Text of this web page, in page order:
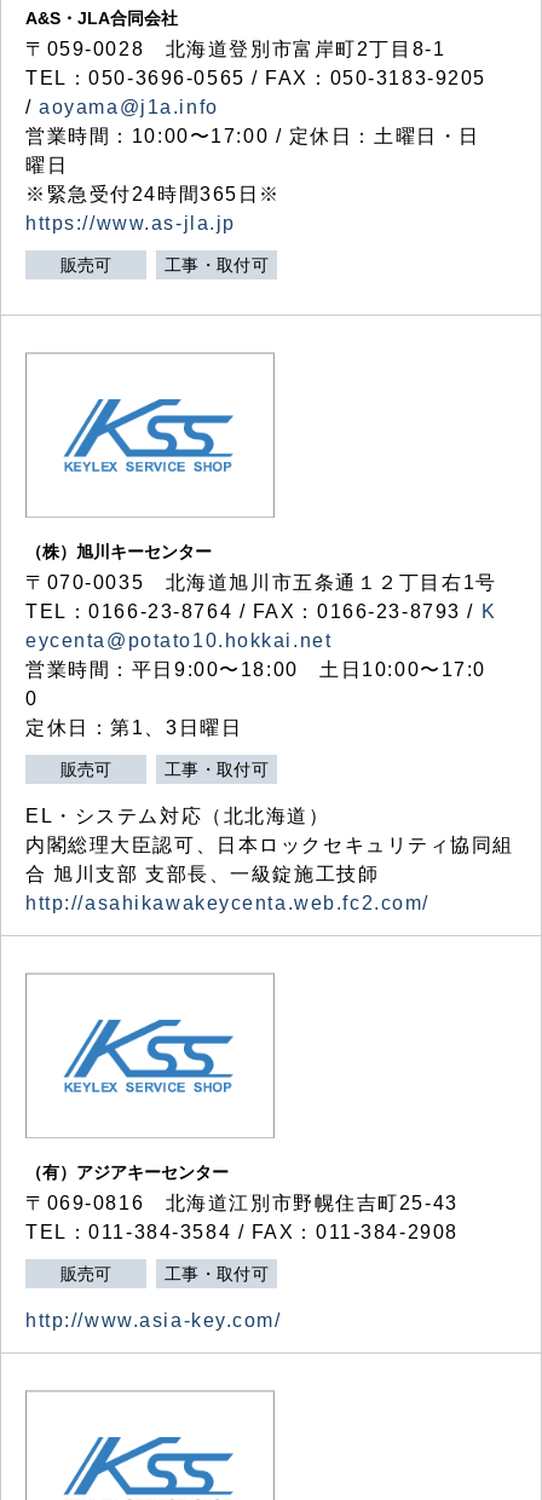
A&S・JLA合同会社
〒 059-0028 北海道登別市富岸町2丁目 8-1
TEL：050-3696-0565 / FAX：050-3183-9205
/aoyama@j1a.info
営業時間：10:00〜17:00 / 定休日：土曜日・日
曜日
※緊急受付24時間365日※
https://www.as-jla.jp
販売可 工事・取付可
（株）旭川キーセンター
〒070-0035 北海道旭川市五条通１２丁目右1号
TEL：0166-23-8764 / FAX：0166-23-8793 / K
eycenta@potato10.hokkai.net
営業時間：平日9:00〜18:00 土日10:00〜17:0
0
定休日：第1、3日曜日
販売可 工事・取付可
EL・システム対応（北北海道）
内閣総理大臣認可、日本ロックセキュリティ協同組
合 旭川支部 支部長、一級錠施工技師
http://asahikawakeycenta.web.fc2.com/
（有）アジアキーセンター
〒069-0816 北海道江別市野幌住吉町25-43
TEL：011-384-3584 / FAX：011-384-2908
販売可 工事・取付可
http://www.asia-key.com/